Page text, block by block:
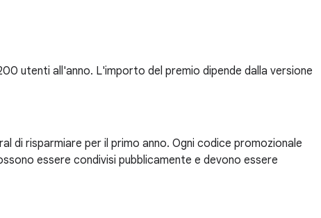
utenti all'anno. L'importo del premio dipende dalla versione
di risparmiare per il primo anno. Ogni codice promozionale
essere condivisi pubblicamente e devono essere